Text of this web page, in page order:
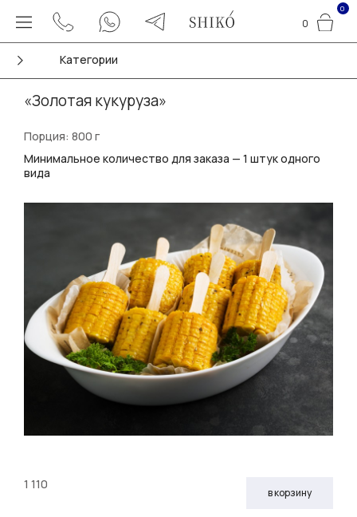
0
0
Категории
«Золотая кукуруза»
Порция: 800 г
Минимальное количество для заказа — 1 штук одного
вида
1 110
в корзину